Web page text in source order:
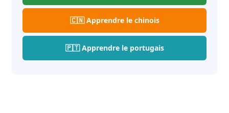
🇨🇳 Apprendre le chinois
🇵🇹 Apprendre le portugais